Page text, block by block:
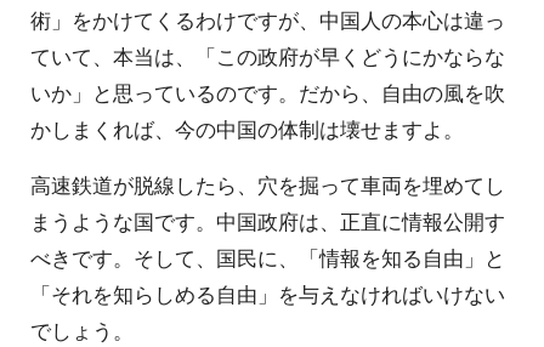
術」をかけてくるわけですが、中国人の本心は違っ
ていて、本当は、「この政府が早くどうにかならな
いか」と思っているのです。だから、自由の風を吹
かしまくれば、今の中国の体制は壊せますよ。
高速鉄道が脱線したら、穴を掘って車両を埋めてし
まうような国です。中国政府は、正直に情報公開す
べきです。そして、国民に、「情報を知る自由」と
「それを知らしめる自由」を与えなければいけない
でしょう。